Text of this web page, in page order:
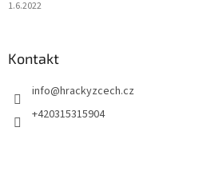
1.6.2022
Kontakt
info@hrackyzcech.cz
+420315315904